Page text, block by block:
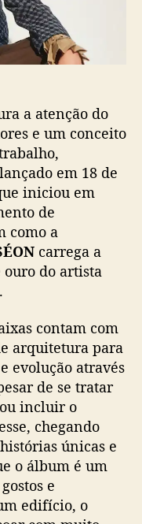
a
a
o
s
o
f
t
e
s
c
o
m
n
a
i
s
s
a
n
c
e
:
A
a atenção do
e um conceito
em 18 de
iniciou em
de
como a
carrega a
ouro do artista
contam com
arquitetura para
evolução através
de se tratar
incluir o
chegando
únicas e
o álbum é um
e
edifício, o